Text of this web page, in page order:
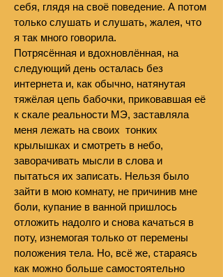
себя, глядя на своё поведение. А потом
только слушать и слушать, жалея, что
я так много говорила.
Потрясённая и вдохновлённая, на
следующий день осталась без
интернета и, как обычно, натянутая
тяжёлая цепь бабочки, приковавшая её
к скале реальности МЭ, заставляла
меня лежать на своих тонких
крылышках и смотреть в небо,
заворачивать мысли в слова и
пытаться их записать. Нельзя было
зайти в мою комнату, не причинив мне
боли, купание в ванной пришлось
отложить надолго и снова качаться в
поту, изнемогая только от перемены
положения тела. Но, всё же, стараясь
как можно больше самостоятельно